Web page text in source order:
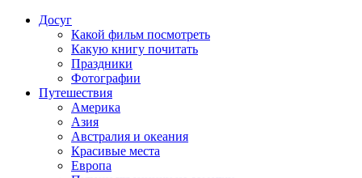
Досуг
Какой фильм посмотреть
Какую книгу почитать
Праздники
Фотографии
Путешествия
Америка
Азия
Австралия и океания
Красивые места
Европа